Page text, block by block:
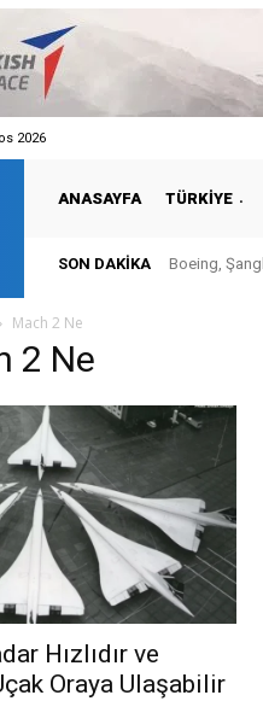
2026
ANASAYFA TÜRKIYE
SON DAKIKA Boeing,
Mach 2 Ne
2 Ne
Hızlıdır ve
Oraya Ulaşabilir